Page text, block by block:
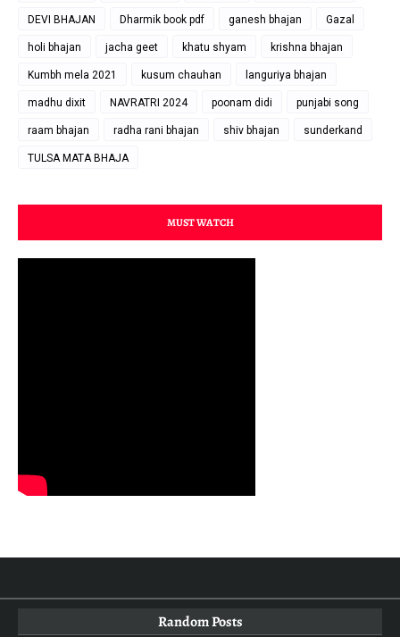
DEVI BHAJAN Dharmik book pdf ganesh bhajan Gazal
holi bhajan jacha geet khatu shyam krishna bhajan
Kumbh mela 2021 kusum chauhan languriya bhajan
madhu dixit NAVRATRI 2024 poonam didi punjabi song
raam bhajan radha rani bhajan shiv bhajan sunderkand
TULSA MATA BHAJA
MUST WATCH
Random Posts